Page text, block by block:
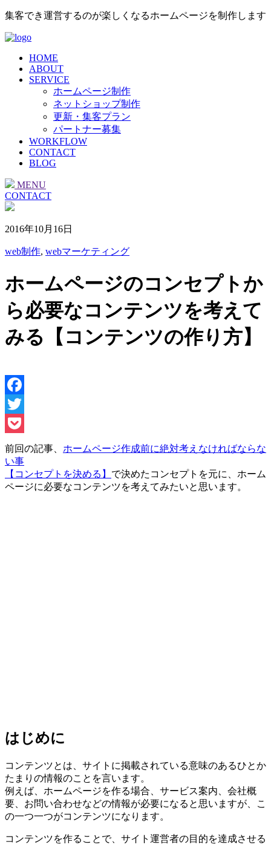
集客でき運営するのが楽しくなるホームページを制作します
HOME
ABOUT
SERVICE
ホームページ制作
ネットショップ制作
更新・集客プラン
パートナー募集
WORKFLOW
CONTACT
BLOG
MENU
CONTACT
2016年10月16日
web制作, webマーケティング
ホームページのコンセプトか
ら必要なコンテンツを考えて
みる【コンテンツの作り方】
Facebook
Twitter
Pocket
前回の記事、 ホームページ作成前に絶対考えなければならな
い事
【コンセプトを決める】 で決めたコンセプトを元に、ホーム
ページに必要なコンテンツを考えてみたいと思います。
はじめに
コンテンツとは、サイトに掲載されている意味のあるひとか
たまりの情報のことを言います。
例えば、ホームページを作る場合、サービス案内、会社概
要、お問い合わせなどの情報が必要になると思いますが、こ
の一つ一つがコンテンツになります。
コンテンツを作ることで、サイト運営者の目的を達成させる